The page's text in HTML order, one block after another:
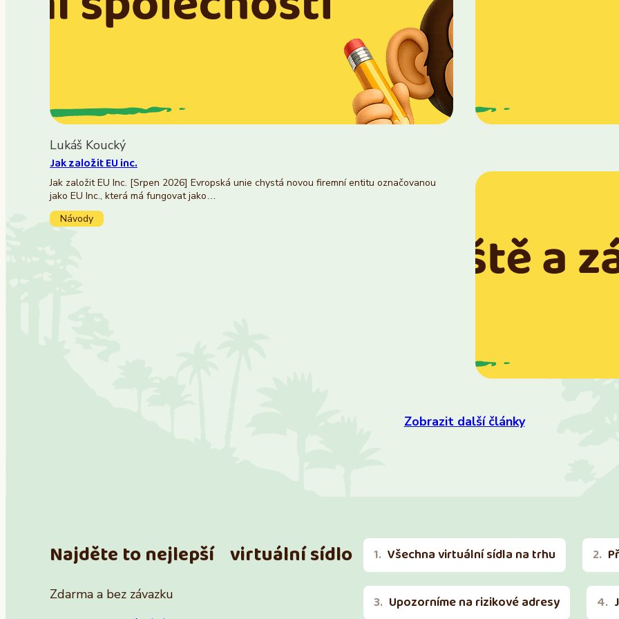
Lukáš Koucký
Jak založit EU inc.
Jak založit EU Inc. [Srpen 2026] Evropská unie chystá novou firemní entitu označovanou
jako EU Inc., která má fungovat jako…
Návody
Zobrazit další články
Najděte to nejlepší virtuální sídlo
Zdarma a bez závazku
Všechna virtuální sídla na trhu
Upozorníme na rizikové adresy